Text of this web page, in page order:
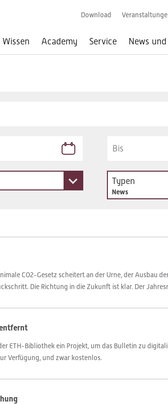
Wissen Academy Service News
Download
Typen
News
CO2-Gesetz scheitert an der Urne, der Ausbau
Die Richtung in die Zukunft ist klar. Der
ETH-Bibliothek ein Projekt, um das Bulletin zu
Verfügung, und zwar kostenlos.